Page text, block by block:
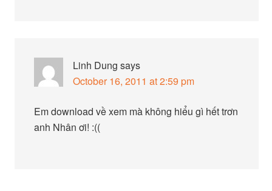
Linh Dung says
October 16, 2011 at 2:59 pm
Em download về xem mà không hiểu gì hết trơn
anh Nhân ơi! :((